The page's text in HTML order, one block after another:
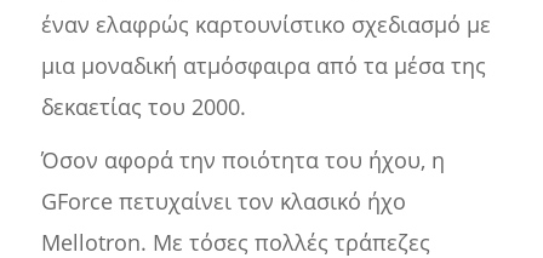
έναν ελαφρώς καρτουνίστικο σχεδιασμό με
μια μοναδική ατμόσφαιρα από τα μέσα της
δεκαετίας του 2000.
Όσον αφορά την ποιότητα του ήχου, η
GForce πετυχαίνει τον κλασικό ήχο
Mellotron. Με τόσες πολλές τράπεζες